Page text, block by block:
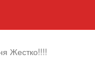
Жестко!!!!